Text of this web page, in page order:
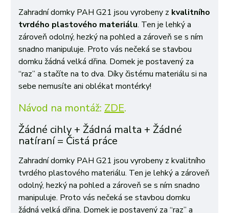
Zahradní domky PAH G21 jsou vyrobeny z kvalitního
tvrdého plastového materiálu. Ten je lehký a
zároveň odolný, hezký na pohled a zároveň se s ním
snadno manipuluje. Proto vás nečeká se stavbou
domku žádná velká dřina. Domek je postavený za
“raz” a stačíte na to dva. Díky čistému materiálu si na
sebe nemusíte ani oblékat montérky!
Návod na montáž: ZDE.
Žádné cihly + Žádná malta + Žádné
natíraní = Čistá práce
Zahradní domky PAH G21 jsou vyrobeny z kvalitního
tvrdého plastového materiálu. Ten je lehký a zároveň
odolný, hezký na pohled a zároveň se s ním snadno
manipuluje. Proto vás nečeká se stavbou domku
žádná velká dřina. Domek je postavený za “raz” a